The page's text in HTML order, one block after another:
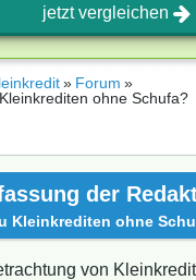
jetzt vergleichen
Forum
ohne Schufa?
der
Kleinkrediten ohne
von